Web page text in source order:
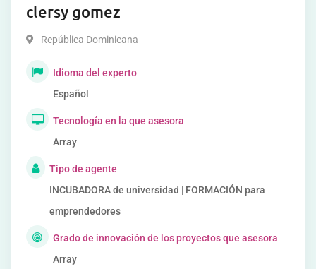
clersy gomez
República Dominicana
Idioma del experto
Español
Tecnología en la que asesora
Array
Tipo de agente
INCUBADORA de universidad | FORMACIÓN para
emprendedores
Grado de innovación de los proyectos que asesora
Array